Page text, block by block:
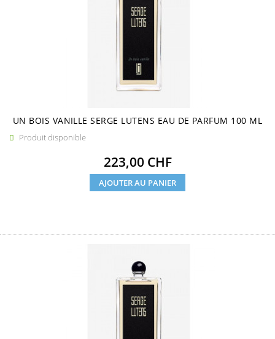
UN BOIS VANILLE SERGE LUTENS EAU DE PARFUM 100 ML
 Produit disponible
Prix
223,00 CHF
AJOUTER AU PANIER